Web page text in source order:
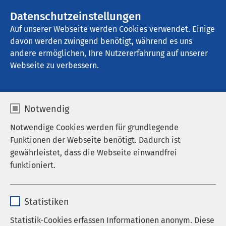
Datenschutzeinstellungen
Auf unserer Webseite werden Cookies verwendet. Einige
davon werden zwingend benötigt, während es uns
andere ermöglichen, Ihre Nutzererfahrung auf unserer
Webseite zu verbessern.
Notwendig
Notwendige Cookies werden für grundlegende
Funktionen der Webseite benötigt. Dadurch ist
gewährleistet, dass die Webseite einwandfrei
funktioniert.
Anbieter sgalinski
Statistiken
Statistik-Cookies erfassen Informationen anonym. Diese
AMEOS Klinikum Haldensleben
Anfahrt
AMEOS Klinikum
Haldensleben
So finden Sie uns